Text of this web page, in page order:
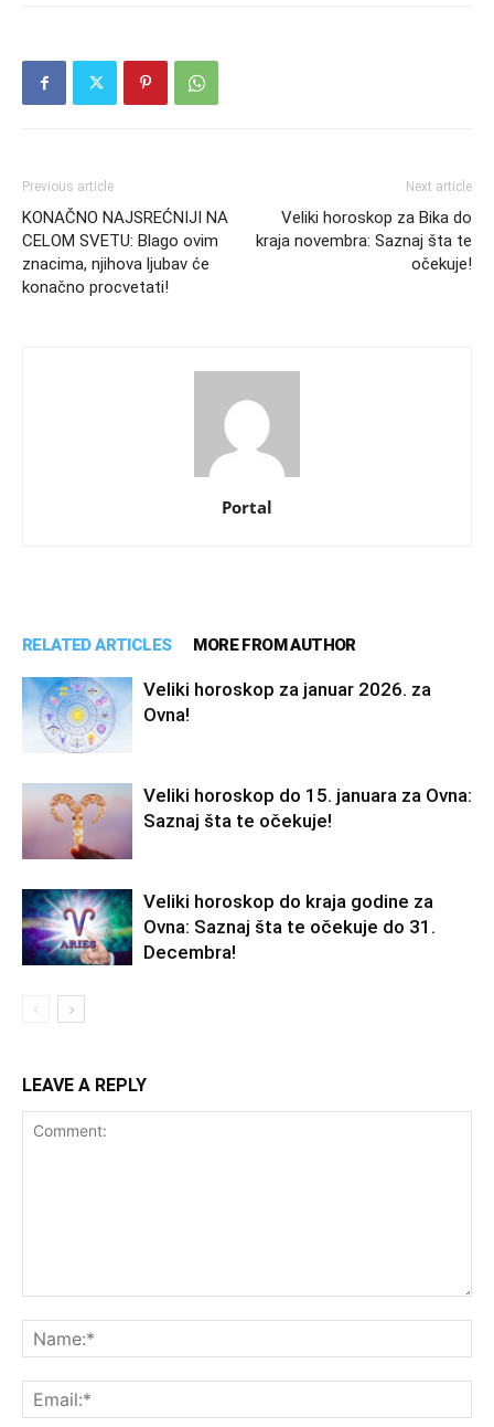
Previous article
KONAČNO NAJSREĆNIJI NA
CELOM SVETU: Blago ovim
znacima, njihova ljubav će
konačno procvetati!
Next article
Veliki horoskop za Bika do
kraja novembra: Saznaj šta te
očekuje!
Portal
RELATED ARTICLES MORE FROM AUTHOR
Veliki horoskop za januar 2026. za
Ovna!
Veliki horoskop do 15. januara za Ovna:
Saznaj šta te očekuje!
Veliki horoskop do kraja godine za
Ovna: Saznaj šta te očekuje do 31.
Decembra!
LEAVE A REPLY